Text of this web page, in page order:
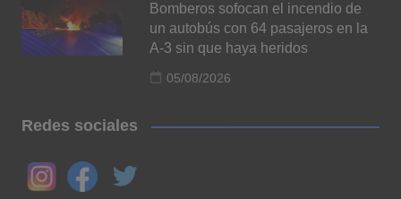
Bomberos sofocan el incendio de
un autobús con 64 pasajeros en la
A-3 sin que haya heridos
05/08/2026
Redes sociales